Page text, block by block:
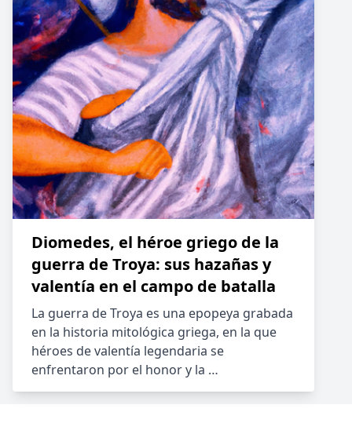
Diomedes, el héroe griego de la
guerra de Troya: sus hazañas y
valentía en el campo de batalla
La guerra de Troya es una epopeya grabada
en la historia mitológica griega, en la que
héroes de valentía legendaria se
enfrentaron por el honor y la …